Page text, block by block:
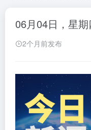
06月04日，星
2个月前发布